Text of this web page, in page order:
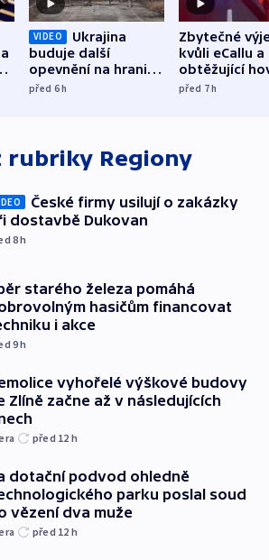
VIDEO
Ukrajina
buduje další
opevnění na hranici
s Běloruskem
před 6h
Zbytečné
kvůli eCallu a
obtěžující
zdržují
před 7h
rubriky Regiony
České firmy usilují o zakázky
dostavbě Dukovan
8h
starého železa pomáhá
hasičům financovat
i akce
9h
vyhořelé výškové budovy
Zlíně začne až v následujících
před 12 h
dotační podvod ohledně
parku poslal soud
vězení dva muže
před 12 h